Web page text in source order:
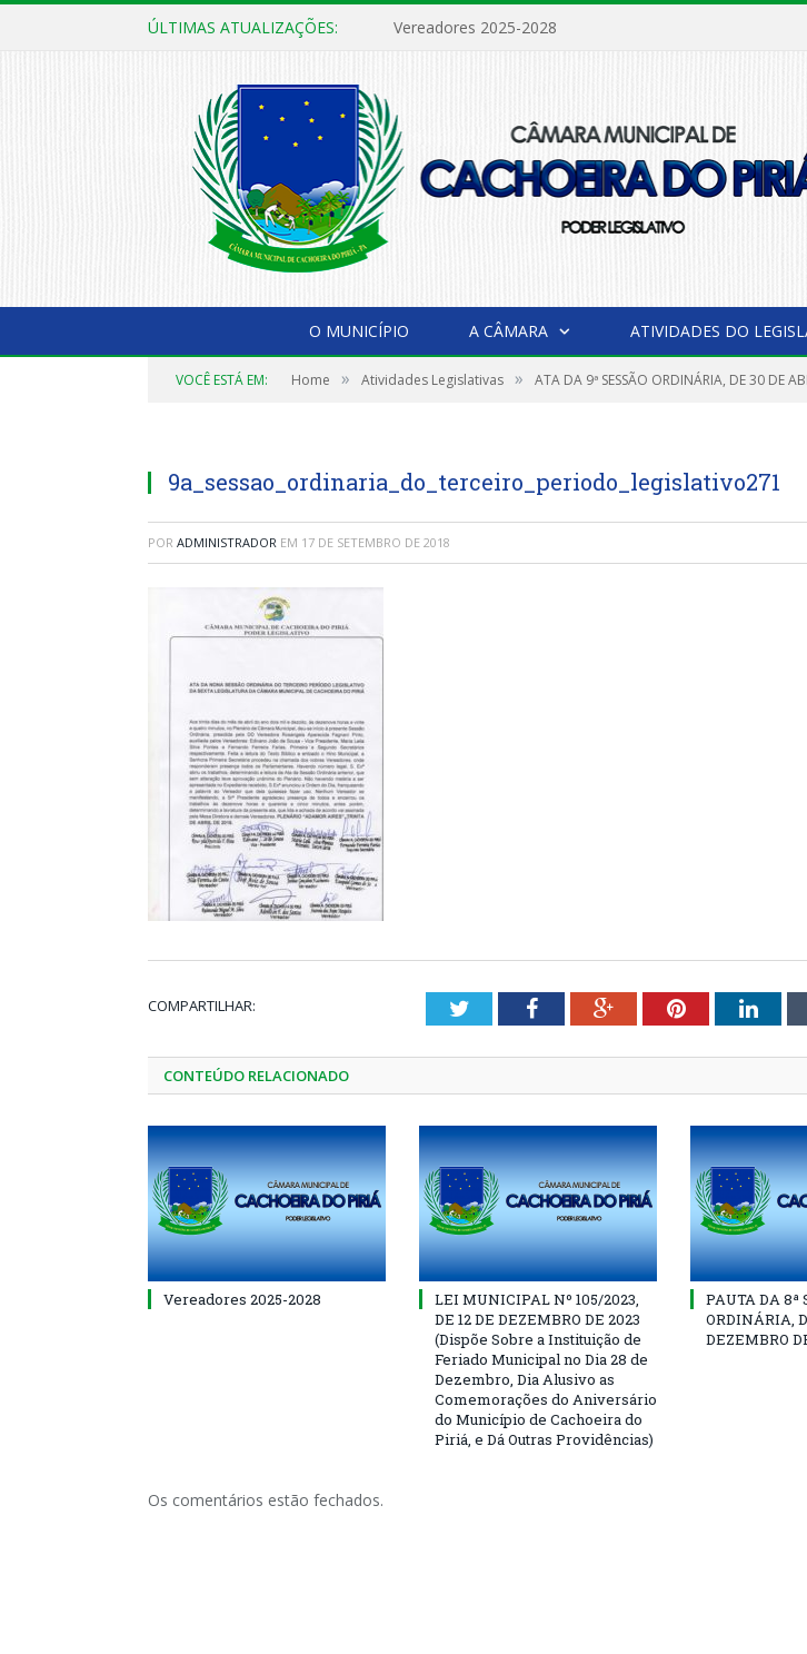
ÚLTIMAS ATUALIZAÇÕES: Vereadores 2025-2028
O MUNICÍPIO A CÂMARA ATIVIDADES DO
VOCÊ ESTÁ EM: Home » Atividades Legislativas » ATA DA 9ª SESSÃO ORDINÁRIA, DE 30 DE
9a_sessao_ordinaria_do_terceiro_periodo_legislativo271
POR ADMINISTRADOR EM 17 DE SETEMBRO DE 2018
COMPARTILHAR: TwitterFacebookGoogle+Pinterest
CONTEÚDO RELACIONADO
Vereadores 2025-2028
LEI MUNICIPAL Nº 105/2023,
DE 12 DE DEZEMBRO DE 2023
(Dispõe Sobre a Instituição de
Feriado Municipal no Dia 28 de
Dezembro, Dia Alusivo as
Comemorações do Aniversário
do Município de Cachoeira do
Piriá, e Dá Outras Providências)
PAUTA DA 8ª
ORDINÁRIA,
DEZEMBRO
Os comentários estão fechados.